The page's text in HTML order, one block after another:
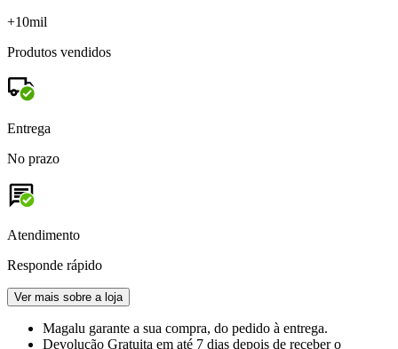
+10mil
Produtos vendidos
Entrega
No prazo
Atendimento
Responde rápido
Ver mais sobre a loja
Magalu garante a sua compra, do pedido à entrega.
Devolução Gratuita em até 7 dias depois de receber o